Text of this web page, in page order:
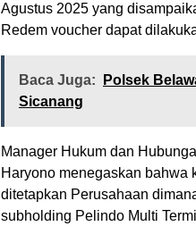
Agustus 2025 yang
Redem voucher dapat
Baca Juga:
Polsek
Sicanang
Manager Hukum dan
Haryono menegaskan bahwa
ditetapkan Perusahaan
subholding Pelindo Multi